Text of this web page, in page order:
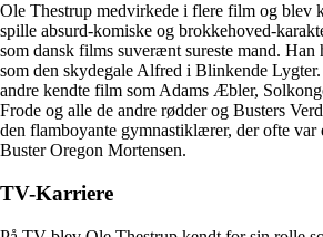
Ole Thestrup medvirkede i flere film og blev
spille absurd-komiske og brokkehoved-
som dansk films suverænt sureste mand.
som den skydegale Alfred i Blinkende
andre kendte film som Adams Æbler,
Frode og alle de andre rødder og Busters
den flamboyante gymnastiklærer, der ofte var
Buster Oregon Mortensen.
TV-Karriere